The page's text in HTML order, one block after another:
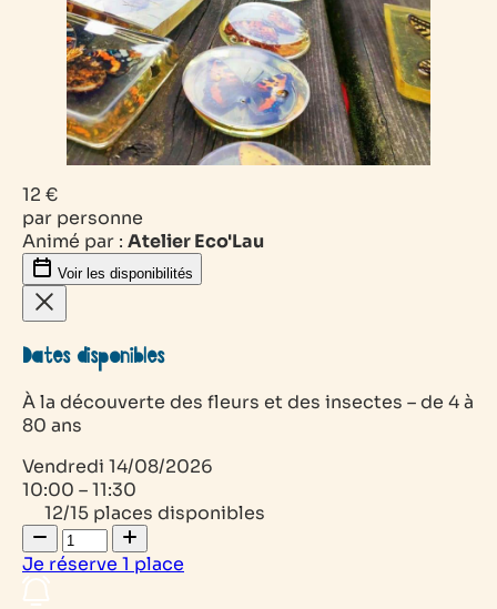
12 €
par personne
Animé par : Atelier Eco'Lau
Voir les disponibilités
Dates disponibles
À la découverte des fleurs et des insectes – de 4 à
80 ans
Vendredi 14/08/2026
10:00 – 11:30
12/15 places disponibles
Je réserve 1 place